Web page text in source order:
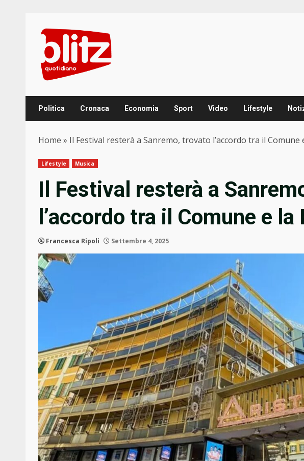
content
Politica Cronaca Economia Sport Video Lifestyle
Home » Il Festival resterà a Sanremo, trovato l’accordo tra il Comune
Lifestyle Musica
Il Festival resterà a
l’accordo tra il Comune e la
Francesca Ripoli Settembre 4, 2025